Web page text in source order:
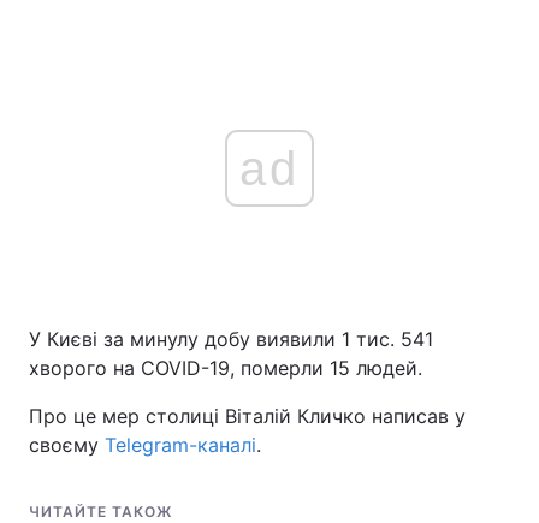
ad
У Києві за минулу добу виявили 1 тис. 541
хворого на COVID-19, померли 15 людей.
Про це мер столиці Віталій Кличко написав у
своєму Telegram-каналі.
ЧИТАЙТЕ ТАКОЖ